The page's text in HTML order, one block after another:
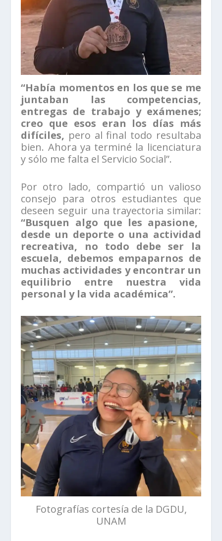
“Había momentos en los que se me
juntaban las competencias,
entregas de trabajo y exámenes;
creo que esos eran los días más
difíciles, pero al final todo resultaba
bien. Ahora ya terminé la licenciatura
y sólo me falta el Servicio Social”.
Por otro lado, compartió un valioso
consejo para otros estudiantes que
deseen seguir una trayectoria similar:
“Busquen algo que les apasione,
desde un deporte o una actividad
recreativa, no todo debe ser la
escuela, debemos empaparnos de
muchas actividades y encontrar un
equilibrio entre nuestra vida
personal y la vida académica”.
Fotografías cortesía de la DGDU,
UNAM